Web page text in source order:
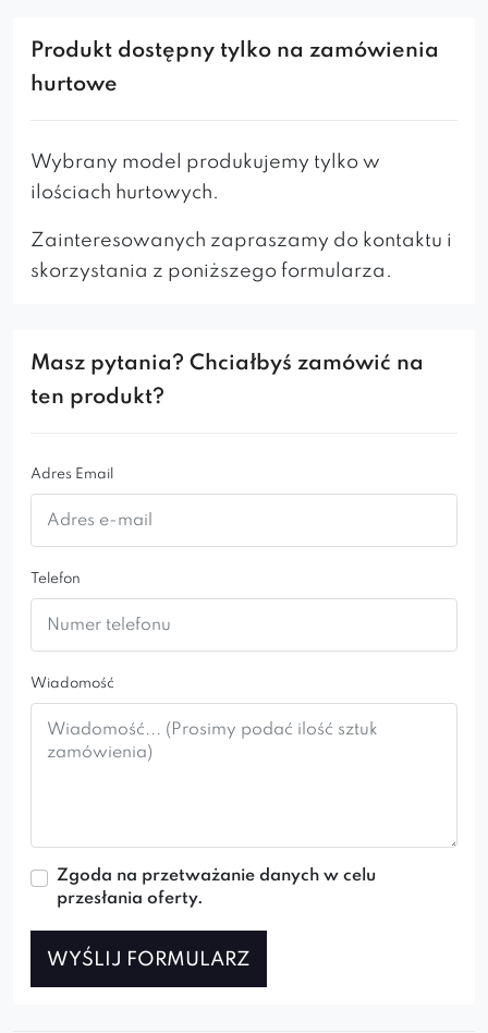
wnętrz. Tapicerowane, z profilowanym oparciem
i złotymi nogami, znakomicie sprawdzi się jako
cenią styl i wygodę na co dzień.
Wygoda w estetycznej formie
Miękkie, tapicerowane siedzisko zapewnia
wspiera naturalną pozycję pleców
Złote, smukłe nogi nadają konstrukcji lekkości
Idealne do wielu aranżacji
Dzięki szerokiemu wyborowi kolorów tkanin z
łatwością dopasujesz je do wystroju swojego
wnętrza.
Postaw na krzesło Monti ideal gold i stwórz
przestrzeń, która łączy komfort z elegancją.
Idealne jako krzesło do jadalni, salonu lub
Produkt dostępny tylko na zamówienia
hurtowe
Wybrany model produkujemy tylko w
ilościach hurtowych.
Zainteresowanych zapraszamy do kontaktu i
skorzystania z poniższego formularza.
Masz pytania? Chciałbyś zamówić na
ten produkt?
Adres Email
Telefon
Wiadomość
Zgoda na przetważanie danych w celu
przesłania oferty.
WYŚLIJ FORMULARZ